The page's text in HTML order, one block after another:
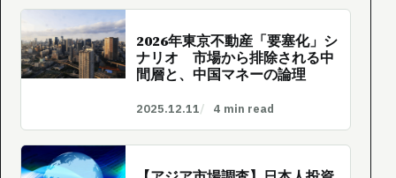
2026年東京不動産「要塞化」シ
ナリオ 市場から排除される中
間層と、中国マネーの論理
2025.12.11 4 min read